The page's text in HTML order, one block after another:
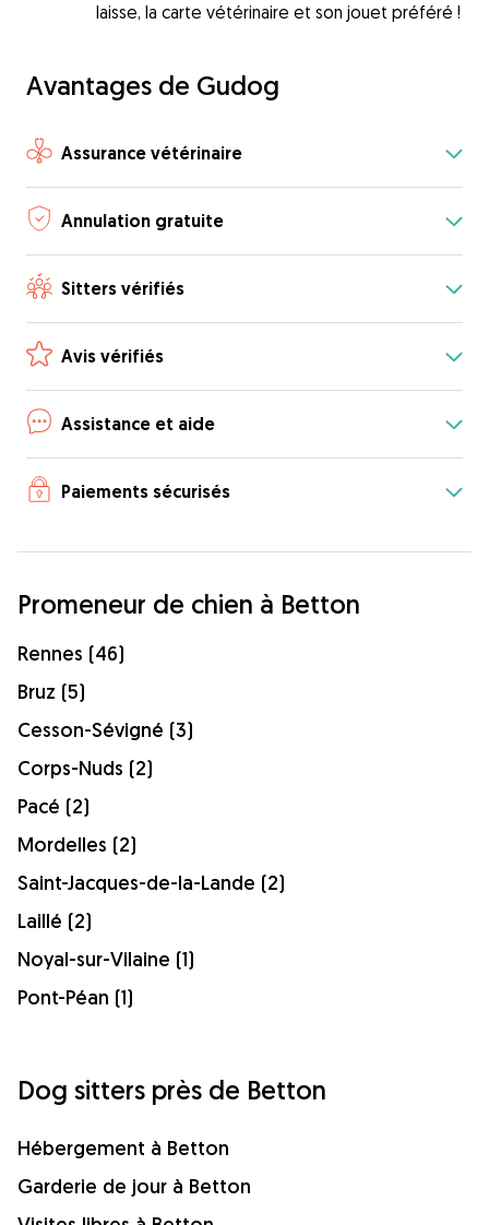
laisse, la carte vétérinaire et son jouet préféré !
Avantages de Gudog
Assurance vétérinaire
Annulation gratuite
Sitters vérifiés
Avis vérifiés
Assistance et aide
Paiements sécurisés
Promeneur de chien à Betton
Rennes (46)
Bruz (5)
Cesson-Sévigné (3)
Corps-Nuds (2)
Pacé (2)
Mordelles (2)
Saint-Jacques-de-la-Lande (2)
Laillé (2)
Noyal-sur-Vilaine (1)
Pont-Péan (1)
Dog sitters près de Betton
Hébergement à Betton
Garderie de jour à Betton